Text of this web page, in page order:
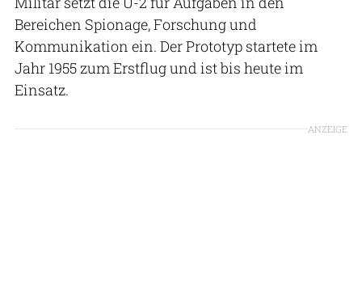
Bereichen Spionage, Forschung und
Kommunikation ein. Der Prototyp startete im
Jahr 1955 zum Erstflug und ist bis heute im
Einsatz.
ANZEIGE